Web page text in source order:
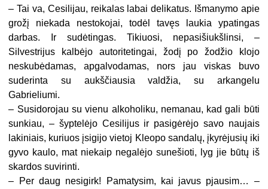
–Tai va, Cesilijau, reikalas labai delikatus. Išmanymo apie
grožį niekada nestokojai, todėl tavęs laukia ypatingas
darbas. Ir sudėtingas. Tikiuosi, nepasišiukšlinsi, –
Silvestrijus kalbėjo autoritetingai, žodį po žodžio klojo
neskubėdamas, apgalvodamas, nors jau viskas buvo
suderinta su aukščiausia valdžia, su arkangelu
Gabrieliumi.
– Susidorojau su vienu alkoholiku, nemanau, kad gali būti
sunkiau, – šyptelėjo Cesilijus ir pasigėrėjo savo naujais
lakiniais, kuriuos įsigijo vietoj Kleopo sandalų, įkyrėjusių iki
gyvo kaulo, mat niekaip negalėjo sunešioti, lyg jie būtų iš
skardos suvirinti.
–
Per daug nesigirk! Pamatysim, kai javus pjausim… –